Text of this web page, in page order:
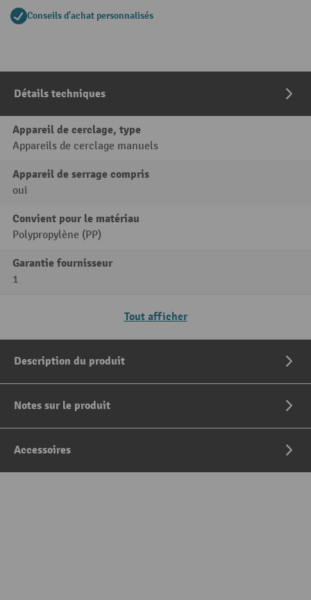
Conseils d'achat personnalisés
Détails techniques
Appareil de cerclage, type
Appareils de cerclage manuels
Appareil de serrage compris
oui
Convient pour le matériau
Polypropylène (PP)
Garantie fournisseur
1
Tout afficher
Description du produit
Notes sur le produit
Accessoires